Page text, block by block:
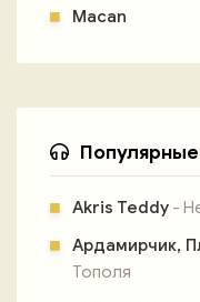
Macan
Akris Teddy -
Ардамирчик,
Тополя